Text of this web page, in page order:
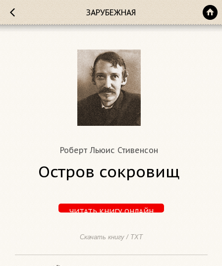
ЗАРУБЕЖНАЯ
Роберт Льюис Стивенсон
Остров сокровищ
ЧИТАТЬ КНИГУ ОНЛАЙН
Скачать книгу / TXT